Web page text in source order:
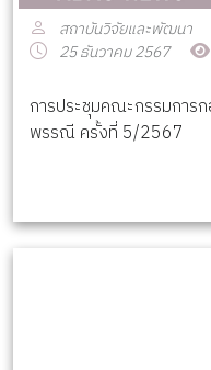
สถาบันวิจัยและพัฒนา
25 ธันวาคม 2567
การประชุมคณะกรรมการ
พรรณี ครั้งที่ 5/2567